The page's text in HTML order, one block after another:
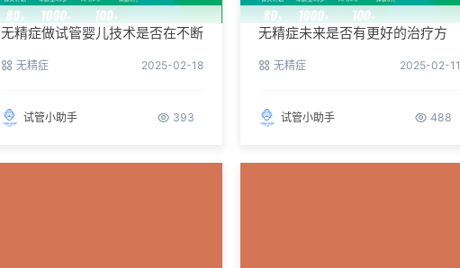
无精症做试管婴儿技术是否在不断
无精症 2025-02-18
试管小助手 393
无精症未来是否有更好的治疗方
无精症 2025-02-11
试管小助手 488